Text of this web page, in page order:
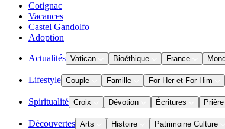
Cotignac
Vacances
Castel Gandolfo
Adoption
Actualités Vatican Bioéthique France
Lifestyle Couple Famille For Her et For Him
Spiritualité Croix Dévotion Écritures Prière
Découvertes Arts Histoire Patrimoine Culture